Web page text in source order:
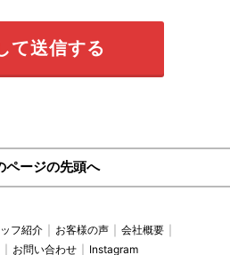
ページの先頭へ
フ紹介 お客様の声
会社概要
お問い合わせ Instagram